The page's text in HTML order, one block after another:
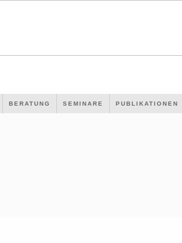
BERATUNG SEMINARE PUBLIKATIONEN